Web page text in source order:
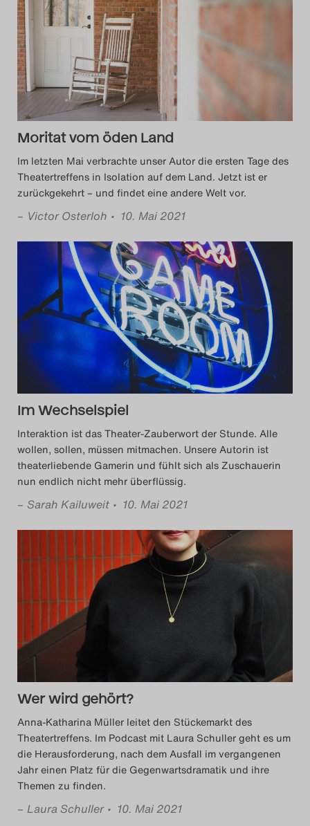
Moritat vom öden Land
Im letzten Mai verbrachte unser Autor die ersten Tage des
Theatertreffens in Isolation auf dem Land. Jetzt ist er
zurückgekehrt – und findet eine andere Welt vor.
– Victor Osterloh • 10. Mai 2021
Im Wechselspiel
Interaktion ist das Theater-Zauberwort der Stunde. Alle
wollen, sollen, müssen mitmachen. Unsere Autorin ist
theaterliebende Gamerin und fühlt sich als Zuschauerin
nun endlich nicht mehr überflüssig.
– Sarah Kailuweit • 10. Mai 2021
Wer wird gehört?
Anna-Katharina Müller leitet den Stückemarkt des
Theatertreffens. Im Podcast mit Laura Schuller geht es um
die Herausforderung, nach dem Ausfall im vergangenen
Jahr einen Platz für die Gegenwartsdramatik und ihre
Themen zu finden.
– Laura Schuller • 10. Mai 2021